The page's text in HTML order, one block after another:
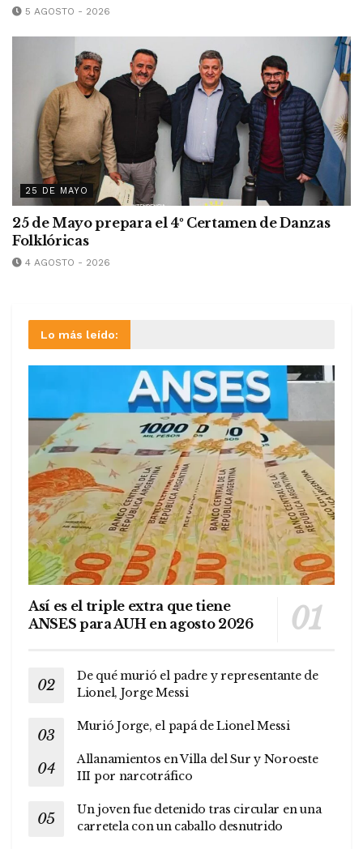
5 AGOSTO - 2026
25 DE MAYO
25 de Mayo prepara el 4º Certamen de Danzas
Folklóricas
4 AGOSTO - 2026
Lo más leído:
Así es el triple extra que tiene
ANSES para AUH en agosto 2026
De qué murió el padre y representante de
Lionel, Jorge Messi
Murió Jorge, el papá de Lionel Messi
Allanamientos en Villa del Sur y Noroeste
III por narcotráfico
Un joven fue detenido tras circular en una
carretela con un caballo desnutrido